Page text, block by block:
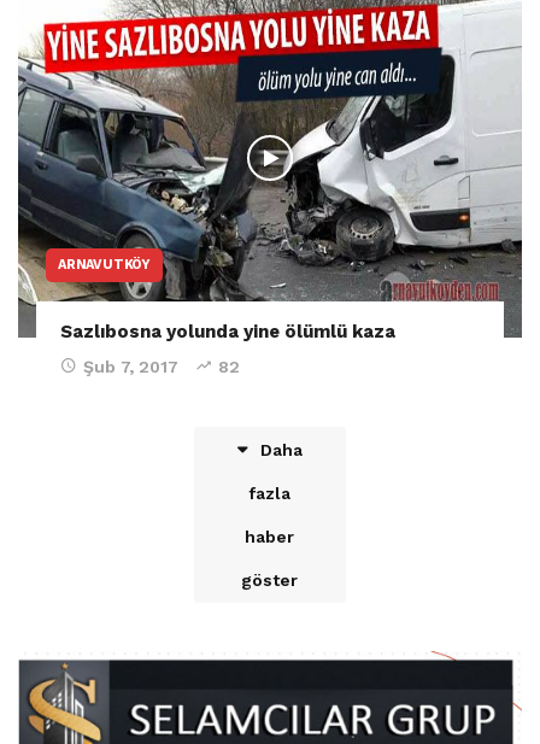
ARNAVUTKÖY
Sazlıbosna yolunda yine ölümlü kaza
Şub 7, 2017 82
Daha
fazla
haber
göster